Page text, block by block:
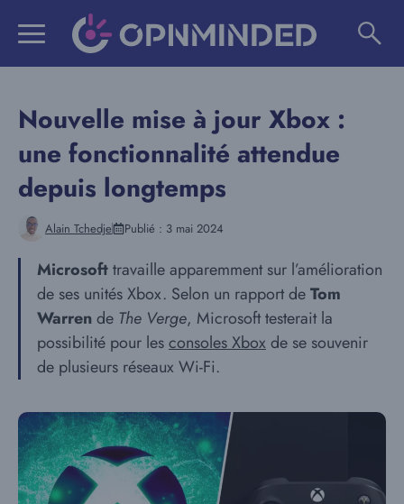
Nouvelle mise à jour Xbox :
une fonctionnalité attendue
depuis longtemps
Alain Tchedje Publié : 3 mai 2024
Microsofttravaille apparemment sur l’amélioration
de ses unités Xbox. Selon un rapport deTom
Warrende The Verge, Microsoft testerait la
possibilité pour lesconsoles Xbox de se souvenir
de plusieurs réseaux Wi-Fi.